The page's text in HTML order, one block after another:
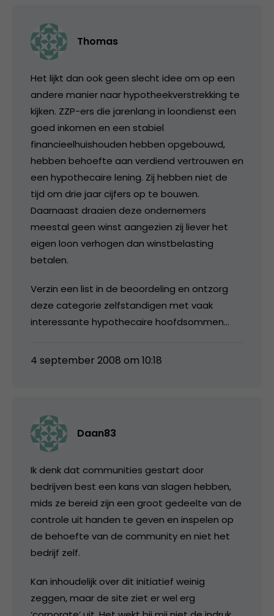
Thomas
Het lijkt dan ook geen slecht idee om op een
andere manier naar hypotheekverstrekking te
kijken. ZZP-ers die jarenlang in loondienst een
goed inkomen en een stabiel
financieelhuishouden hebben opgebouwd,
hebben behoefte aan verdiend vertrouwen en
een hypothecaire lening. Zij hebben niet de
tijd om drie jaar cijfers op te bouwen.
Daarnaast draaien deze ondernemers
meestal geen winst aangezien zij liever het
eigen loon verhogen dan winstbelasting
betalen.
Verzin een list in de beoordeling en ontzorg
deze categorie zelfstandigen met vaak
interessante hypothecaire hoofdsommen…
4 september 2008 om 10:18
Daan83
Ik denk dat communities gestart door
bedrijven best een kans van slagen hebben,
mids ze bereid zijn een groot gedeelte van de
controle uit handen te geven en inspelen op
de behoefte van de community en niet het
bedrijf zelf.
Kan inhoudelijk over dit initiatief weinig
zeggen, maar de site ziet er wel erg